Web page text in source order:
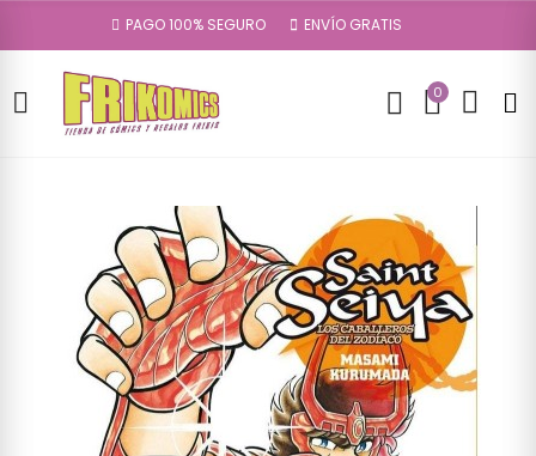
PAGO 100% SEGURO ENVÍO GRATIS
0